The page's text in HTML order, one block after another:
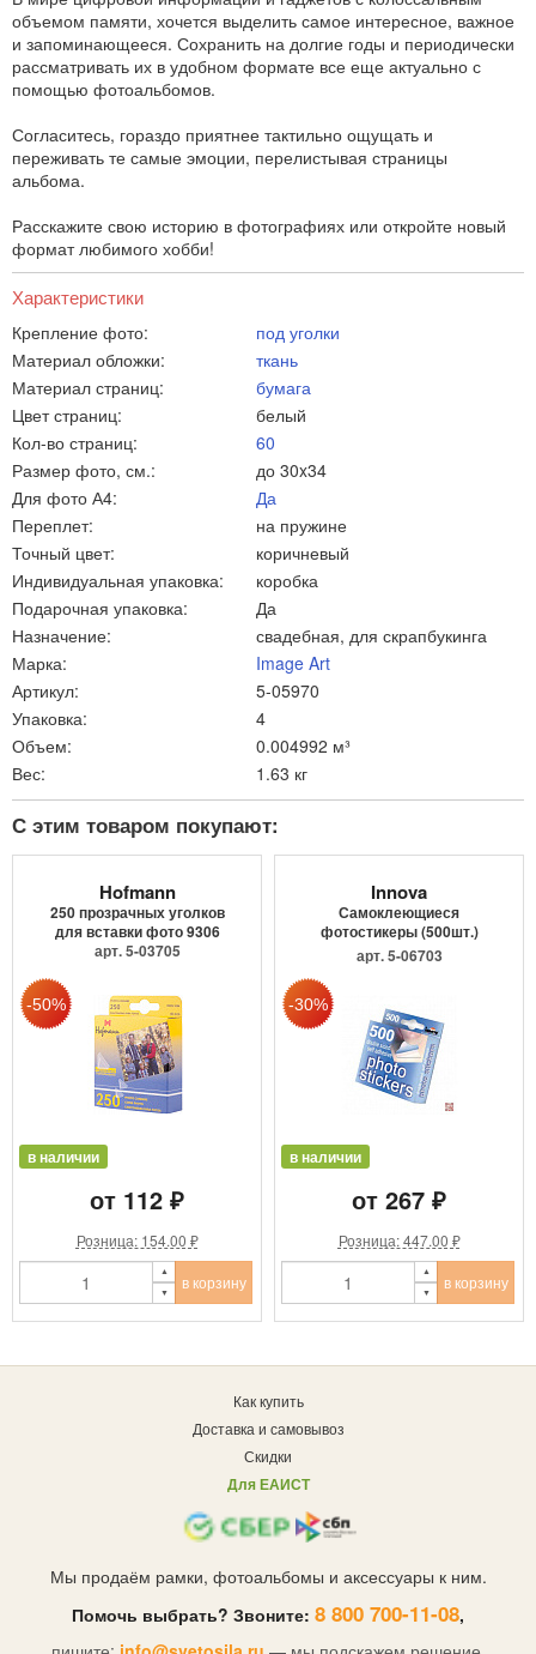
объемом памяти, хочется выделить самое интересное, важное
и запоминающееся. Сохранить на долгие годы и периодически
рассматривать их в удобном формате все еще актуально с
помощью фотоальбомов.
Согласитесь, гораздо приятнее тактильно ощущать и
переживать те самые эмоции, перелистывая страницы
альбома.
Расскажите свою историю в фотографиях или откройте новый
формат любимого хобби!
Характеристики
Крепление фото:
под уголки
Материал обложки:
ткань
Материал страниц:
бумага
Цвет страниц:
белый
Кол-во страниц:
60
Размер фото, см.:
до 30x34
Для фото А4:
Да
Переплет:
на пружине
Точный цвет:
коричневый
Индивидуальная упаковка:
коробка
Подарочная упаковка:
Да
Назначение:
свадебная, для скрапбукинга
Марка:
Image Art
Артикул:
5-05970
Упаковка:
4
Объем:
0.004992 м³
Вес:
1.63 кг
С этим товаром покупают:
Hofmann
250 прозрачных уголков
для вставки фото 9306
арт. 5-03705
в наличии
от 112 ₽
Розница: 154.00 ₽
в корзину
Innova
Самоклеющиеся
фотостикеры (500шт.)
Q01121
арт. 5-06703
в наличии
от 267 ₽
Розница: 447.00 ₽
в корзину
Как купить
Доставка и самовывоз
Скидки
Для ЕАИСТ
Мы продаём рамки, фотоальбомы и аксессуары к ним.
Помочь выбрать? Звоните: 8 800 700-11-08,